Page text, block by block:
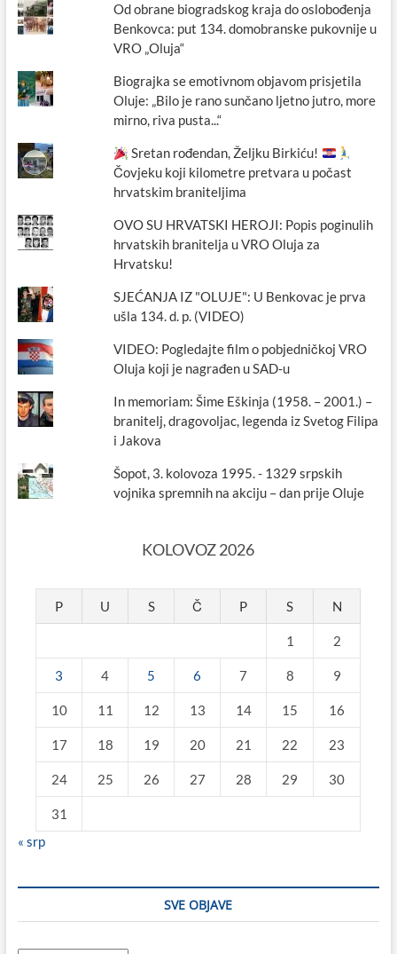
Od obrane biogradskog kraja do oslobođenja
Benkovca: put 134. domobranske pukovnije u
VRO „Oluja“
Biograjka se emotivnom objavom prisjetila
Oluje: „Bilo je rano sunčano ljetno jutro, more
mirno, riva pusta...“
Sretan rođendan, Željku Birkiću!
Čovjeku koji kilometre pretvara u počast
hrvatskim braniteljima
OVO SU HRVATSKI HEROJI: Popis poginulih
hrvatskih branitelja u VRO Oluja za
Hrvatsku!
SJEĆANJA IZ "OLUJE": U Benkovac je prva
ušla 134. d. p. (VIDEO)
VIDEO: Pogledajte film o pobjedničkoj VRO
Oluja koji je nagrađen u SAD-u
In memoriam: Šime Eškinja (1958. – 2001.) –
branitelj, dragovoljac, legenda iz Svetog Filipa
i Jakova
Šopot, 3. kolovoza 1995. - 1329 srpskih
vojnika spremnih na akciju – dan prije Oluje
KOLOVOZ 2026
P U S Č P S N
1 2
3 4 5 6 7 8 9
10 11 12 13 14 15 16
17 18 19 20 21 22 23
24 25 26 27 28 29 30
31
« srp
SVE OBJAVE